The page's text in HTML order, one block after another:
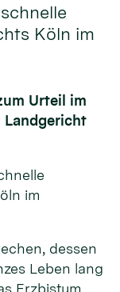
Köln im
Urteil im
Landgericht
im
dessen
Leben lang